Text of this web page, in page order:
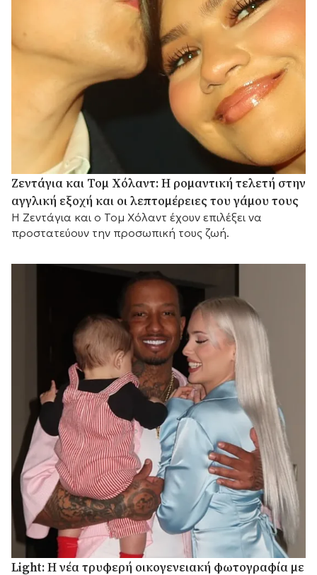
Ζεντάγια και Τομ Χόλαντ: Η ρομαντική τελετή στην
αγγλική εξοχή και οι λεπτομέρειες του γάμου τους
Η Ζεντάγια και ο Τομ Χόλαντ έχουν επιλέξει να
προστατεύουν την προσωπική τους ζωή.
Light: Η νέα τρυφερή οικογενειακή φωτογραφία με